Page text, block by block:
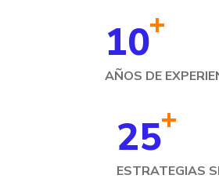
10+
AÑOS DE
25+
ESTRATEGIAS